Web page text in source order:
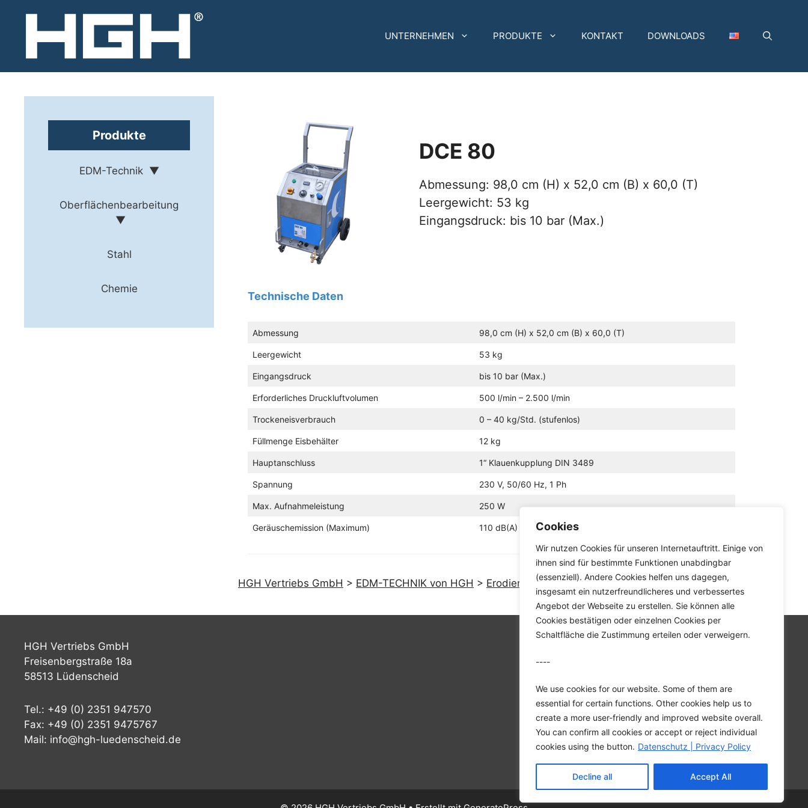
Cookies
Wir nutzen Cookies für unseren Internetauftritt. Einige von
ihnen sind für bestimmte Funktionen unabdingbar
(essenziell). Andere Cookies helfen uns dagegen,
insgesamt ein nutzerfreundlicheres und verbessertes
Angebot der Webseite zu erstellen. Sie können alle
Cookies bestätigen oder einzelnen Cookies per
Schaltfläche die Zustimmung erteilen oder verweigern.
----
We use cookies for our website. Some of them are
essential for certain functions. Other cookies help us to
create a more user-friendly and improved website overall.
You can confirm all cookies or accept or reject individual
cookies using the button. Datenschutz | Privacy Policy
Decline all Accept All
UNTERNEHMEN PRODUKTE KONTAKT DOWNLOADS
DCE 80
Abmessung: 98,0 cm (H) x 52,0 cm (B) x 60,0 (T)
Leergewicht: 53 kg
Eingangsdruck: bis 10 bar (Max.)
Technische Daten
Abmessung 98,0 cm (H) x 52,0 cm (B) x 60,0 (T)
Leergewicht 53 kg
Eingangsdruck bis 10 bar (Max.)
Erforderliches Druckluftvolumen 500 l/min – 2.500 l/min
Trockeneisverbrauch 0 – 40 kg/Std. (stufenlos)
Füllmenge Eisbehälter 12 kg
Hauptanschluss 1“ Klauenkupplung DIN 3489
Spannung 230 V, 50/60 Hz, 1 Ph
Max. Aufnahmeleistung 250 W
Geräuschemission (Maximum) 110 dB(A)
HGH Vertriebs GmbH > EDM-TECHNIK von HGH > Erodierbohrmaschine>DCE 80
Produkte
EDM-Technik
Oberflächenbearbeitung
Stahl
Chemie
HGH Vertriebs GmbH
Freisenbergstraße 18a
58513 Lüdenscheid
Tel.: +49 (0) 2351 947570
Fax: +49 (0) 2351 9475767
Mail: info@hgh-luedenscheid.de
Downloads
Kontakt
Datenschutz
Impressum